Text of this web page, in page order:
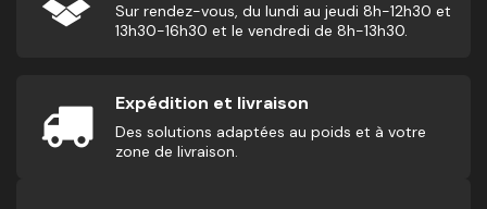
Sur rendez-vous, du lundi au jeudi 8h-12h30 et
13h30-16h30 et le vendredi de 8h-13h30.
Expédition et livraison
Des solutions adaptées au poids et à votre
zone de livraison.